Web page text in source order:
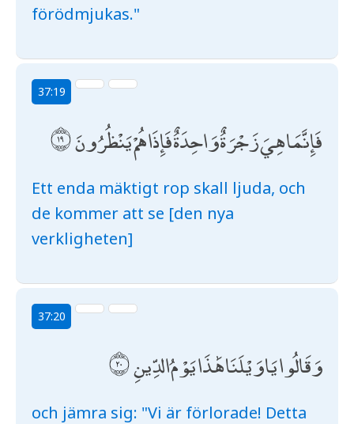
förödmjukas."
37:19
فَإِنَّمَا هِيَ زَجْرَةٌ وَاحِدَةٌ فَإِذَا هُمْ يَنْظُرُونَ
Ett enda mäktigt rop skall ljuda, och
de kommer att se [den nya
verkligheten]
37:20
وَقَالُوا يَا وَيْلَنَا هَٰذَا يَوْمُ الدِّينِ
och jämra sig: "Vi är förlorade! Detta